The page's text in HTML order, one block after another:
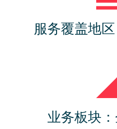
服务覆盖地
业务板块